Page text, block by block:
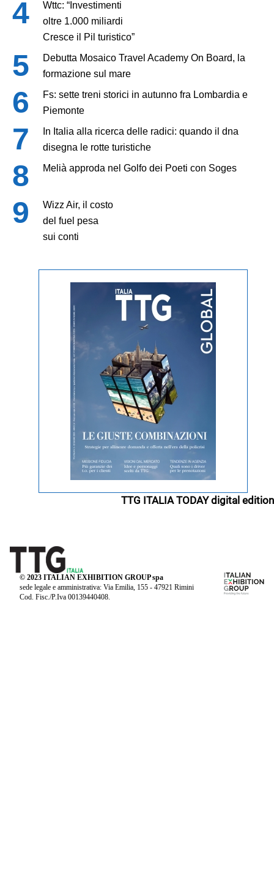
Wttc: “Investimenti
oltre 1.000 miliardi
Cresce il Pil turistico”
Debutta Mosaico Travel Academy On Board, la
formazione sul mare
Fs: sette treni storici in autunno fra Lombardia e
Piemonte
In Italia alla ricerca delle radici: quando il dna
disegna le rotte turistiche
Melià approda nel Golfo dei Poeti con Soges
Wizz Air, il costo
del fuel pesa
sui conti
TTG ITALIA TODAY digital edition
© 2023 ITALIAN EXHIBITION GROUP spa
sede legale e amministrativa: Via Emilia, 155 - 47921 Rimini
Cod. Fisc./P.Iva 00139440408.